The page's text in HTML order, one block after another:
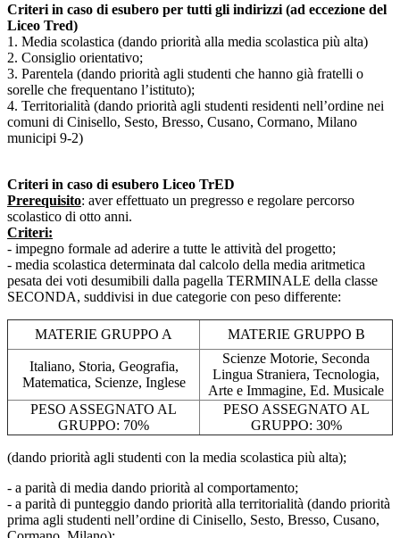
Criteri in caso di esubero per tutti gli indirizzi (ad eccezione del
Liceo Tred)
1. Media scolastica (dando priorità alla media scolastica più alta)
2. Consiglio orientativo;
3. Parentela (dando priorità agli studenti che hanno già fratelli o
sorelle che frequentano l’istituto);
4. Territorialità (dando priorità agli studenti residenti nell’ordine nei
comuni di Cinisello, Sesto, Bresso, Cusano, Cormano, Milano
municipi 9-2)
Criteri in caso di esubero Liceo TrED
Prerequisito: aver effettuato un pregresso e regolare percorso
scolastico di otto anni.
Criteri:
- impegno formale ad aderire a tutte le attività del progetto;
- media scolastica determinata dal calcolo della media aritmetica
pesata dei voti desumibili dalla pagella TERMINALE della classe
SECONDA, suddivisi in due categorie con peso differente:
MATERIE GRUPPO A MATERIE GRUPPO B
Italiano, Storia, Geografia,
Matematica, Scienze, Inglese
Scienze Motorie, Seconda
Lingua Straniera, Tecnologia,
Arte e Immagine, Ed. Musicale
PESO ASSEGNATO AL
GRUPPO: 70%
PESO ASSEGNATO AL
GRUPPO: 30%
(dando priorità agli studenti con la media scolastica più alta);
- a parità di media dando priorità al comportamento;
- a parità di punteggio dando priorità alla territorialità (dando priorità
prima agli studenti nell’ordine di Cinisello, Sesto, Bresso, Cusano,